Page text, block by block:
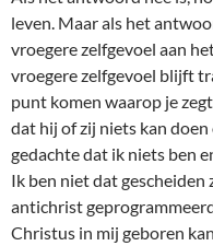
leven. Maar als het
vroegere zelfgevoel aan
vroegere zelfgevoel blijft
punt komen waarop je
dat hij of zij niets kan
gedachte dat ik niets ben
Ik ben niet dat
antichrist
Christus in mij geboren